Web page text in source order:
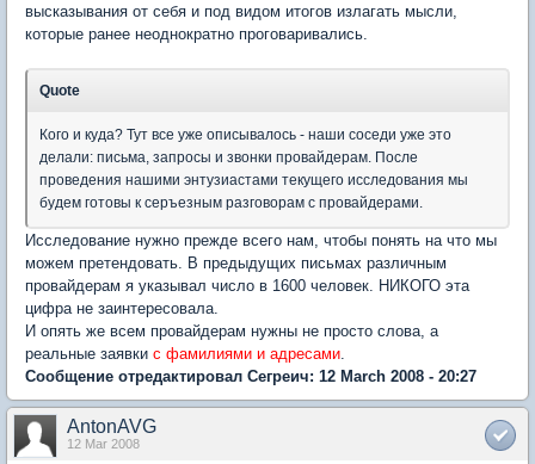
высказывания от себя и под видом итогов излагать мысли,
которые ранее неоднократно проговаривались.
Quote
Кого и куда? Тут все уже описывалось - наши соседи уже это
делали: письма, запросы и звонки провайдерам. После
проведения нашими энтузиастами текущего исследования мы
будем готовы к серъезным разговорам с провайдерами.
Исследование нужно прежде всего нам, чтобы понять на что мы
можем претендовать. В предыдущих письмах различным
провайдерам я указывал число в 1600 человек. НИКОГО эта
цифра не заинтересовала.
И опять же всем провайдерам нужны не просто слова, а
реальные заявки с фамилиями и адресами
Сообщение отредактировал Сегреич: 12 March 2008 - 20:27
AntonAVG
12 Mar 2008